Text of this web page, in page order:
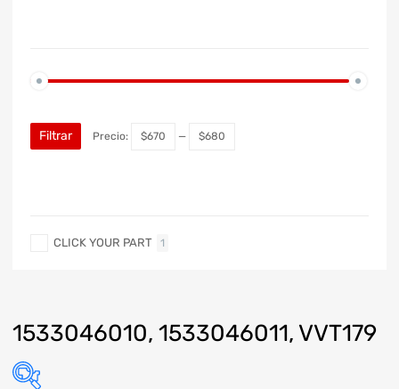
1533046010, 1533046011, VVT179
Filtrar Precio: $670 — $680
CLICK YOUR PART 1